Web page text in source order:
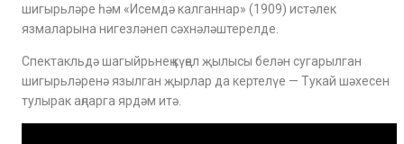
шигырьләре һәм «Исемдә калганнар» (1909) истәлек
язмаларына нигезләнеп сәхнәләштерелде.
Спектакльдә шагыйрьнең күңел җылысы белән сугарылган
шигырьләренә язылган җырлар да кертелүе — Тукай шәхесен
тулырак аңларга ярдәм итә.